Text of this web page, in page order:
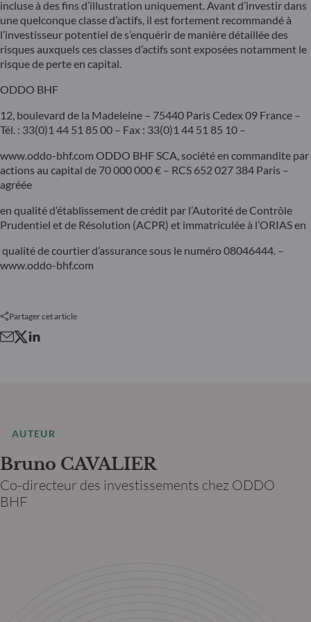
incluse à des fins d’illustration uniquement. Avant d’investir dans
une quelconque classe d’actifs, il est fortement recommandé à
l’investisseur potentiel de s’enquérir de manière détaillée des
risques auxquels ces classes d’actifs sont exposées notamment le
risque de perte en capital.
ODDO BHF
12, boulevard de la Madeleine – 75440 Paris Cedex 09 France –
Tél. : 33(0)1 44 51 85 00 – Fax : 33(0)1 44 51 85 10 –
www.oddo-bhf.com ODDO BHF SCA, société en commandite par
actions au capital de 70 000 000 € – RCS 652 027 384 Paris –
agréée
en qualité d’établissement de crédit par l’Autorité de Contrôle
Prudentiel et de Résolution (ACPR) et immatriculée à l’ORIAS en
qualité de courtier d’assurance sous le numéro 08046444. –
www.oddo-bhf.com
Partager cet article
AUTEUR
Bruno CAVALIER
Co-directeur des investissements chez ODDO
BHF